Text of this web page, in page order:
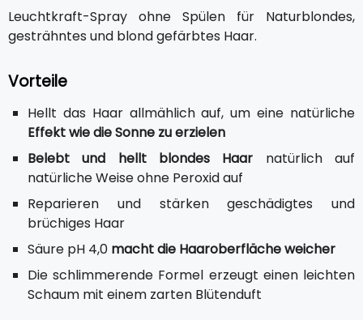
Leuchtkraft-Spray ohne Spülen für Naturblondes,
gesträhntes und blond gefärbtes Haar.
Vorteile
Hellt das Haar allmählich auf, um eine natürliche
Effekt wie die Sonne zu erzielen
Belebt und hellt blondes Haar natürlich auf
natürliche Weise ohne Peroxid auf
Reparieren und stärken geschädigtes und
brüchiges Haar
Säure pH 4,0 macht die Haaroberfläche weicher
Die schlimmerende Formel erzeugt einen leichten
Schaum mit einem zarten Blütenduft